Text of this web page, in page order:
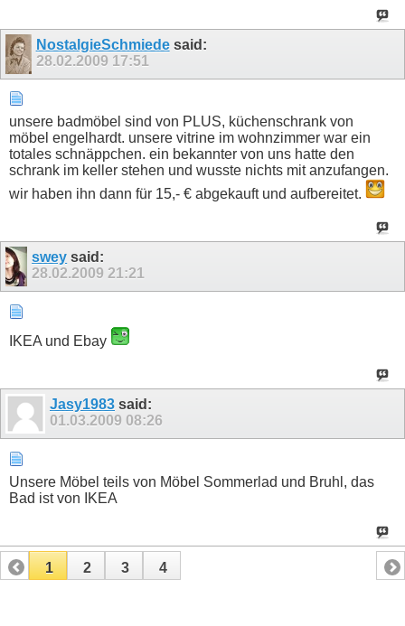
NostalgieSchmiedesaid:
28.02.2009 17:51
unsere badmöbel sind von PLUS, küchenschrank von
möbel engelhardt. unsere vitrine im wohnzimmer war ein
totales schnäppchen. ein bekannter von uns hatte den
schrank im keller stehen und wusste nichts mit anzufangen.
wir haben ihn dann für 15,- € abgekauft und aufbereitet.
swey said:
28.02.200921:21
IKEA und Ebay
Jasy1983 said:
01.03.2009 08:26
Unsere Möbel teils von Möbel Sommerlad und Bruhl, das
Bad ist von IKEA
1 2 3 4